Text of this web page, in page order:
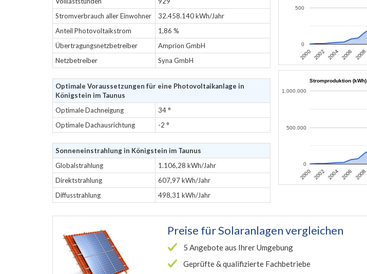
Stromverbrauch aller Einwohner
32.458.140 kWh/Jahr
Anteil Photovoltaikstrom
1,86 %
Übertragungsnetzbetreiber
Amprion GmbH
Netzbetreiber
Syna GmbH
Optimale Voraussetzungen für eine Photovoltaikanlage in
Königstein im Taunus
Optimale Dachneigung
34 °
Optimale Dachausrichtung
-2 °
Sonneneinstrahlung in Königstein im Taunus
Globalstrahlung
1.106,28 kWh/Jahr
Direktstrahlung
607,97 kWh/Jahr
Diffusstrahlung
498,31 kWh/Jahr
2000 2002 2004 2006 2008
0
500
Stromproduktion (kWh)
2000 2002 2004 2006 2008
0
500.000
1.000.000
Preise fürSolaranlagen vergleichen
5 Angebote aus Ihrer Umgebung
Geprüfte & qualifizierte Fachbetriebe